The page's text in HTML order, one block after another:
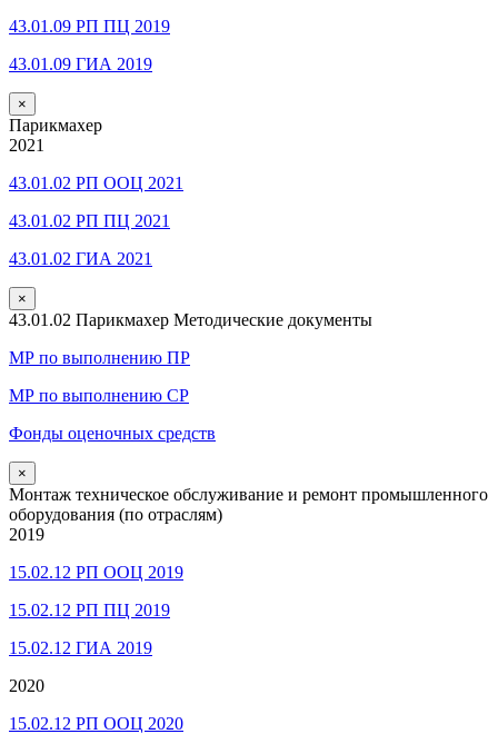
43.01.09 РП ПЦ 2019
43.01.09 ГИА 2019
×
Парикмахер
2021
43.01.02 РП ООЦ 2021
43.01.02 РП ПЦ 2021
43.01.02 ГИА 2021
×
43.01.02 Парикмахер Методические документы
МР по выполнению ПР
МР по выполнению СР
Фонды оценочных средств
×
Монтаж техническое обслуживание и ремонт промышленного
оборудования (по отраслям)
2019
15.02.12 РП ООЦ 2019
15.02.12 РП ПЦ 2019
15.02.12 ГИА 2019
2020
15.02.12 РП ООЦ 2020